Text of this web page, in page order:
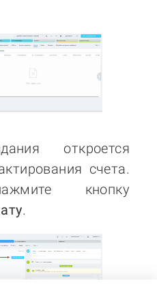
откроется
счета.
кнопку
.